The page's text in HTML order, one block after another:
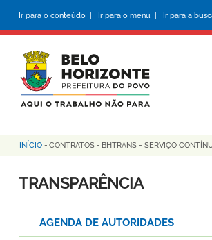
conteúdo
principal
Ir para o conteúdo | Ir para o menu | Ir para a
Trilha
de
INÍCIO - CONTRATOS - BHTRANS - SERVIÇO
TRANSPARÊNCIA
AGENDA DE AUTORIDADES